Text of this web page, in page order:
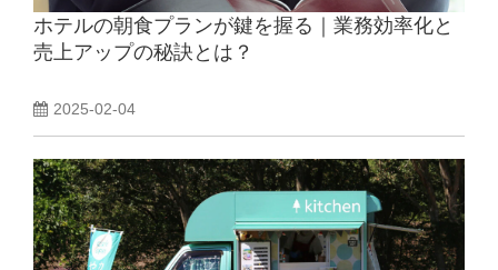
ホテルの朝食プランが鍵を握る｜業務効率化と
売上アップの秘訣とは？
2025-02-04